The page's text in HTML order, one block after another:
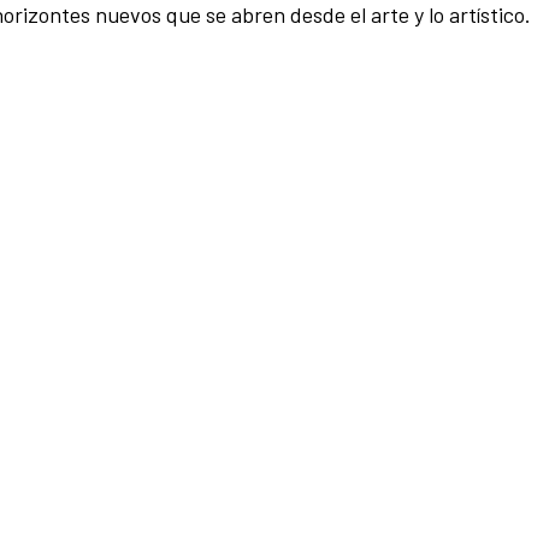
nuevos que se abren desde el arte y lo artístico.